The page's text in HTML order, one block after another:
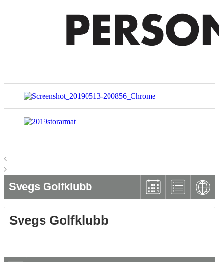
Svegs Golfklubb
Svegs Golfklubb